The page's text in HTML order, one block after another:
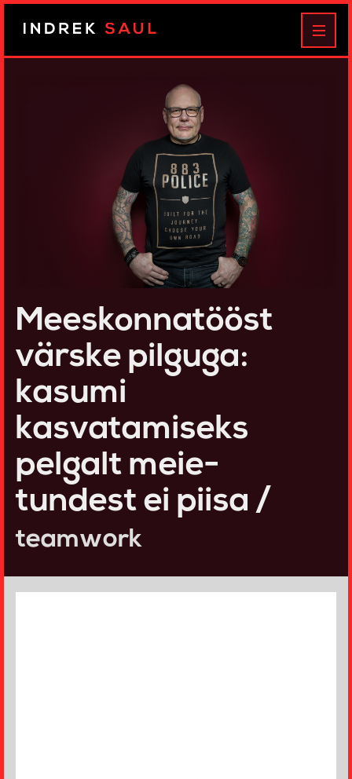
Indrek
Meeskonnatööst
värske pilguga:
kasumi
kasvatamiseks
pelgalt meie-
tundest ei piisa /
teamwork